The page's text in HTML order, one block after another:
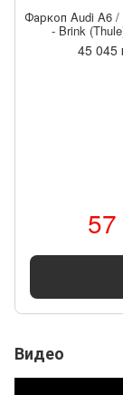
Фаркоп Audi A6 /
- Brink
45 045
Видео